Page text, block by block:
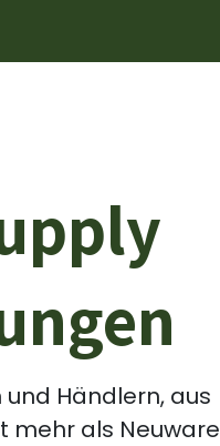
und Händlern, aus
mehr als Neuware